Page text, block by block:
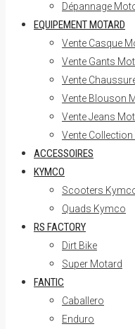
Dépannage
EQUIPEMENT MOTARD
Vente Casque
Vente Gants
Vente
Vente Blouson
Vente Jeans
Vente Collection
ACCESSOIRES
KYMCO
Scooters
Quads Kymco
RS FACTORY
Dirt Bike
Super Motard
FANTIC
Caballero
Enduro